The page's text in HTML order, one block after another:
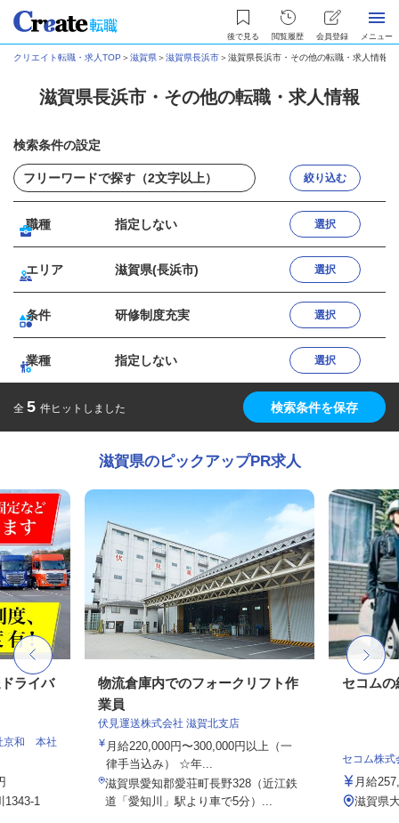
後で見る 閲覧履歴 会員登録 メニュー
クリエイト転職・求人TOP ＞滋賀県＞滋賀県長浜市＞滋賀県長浜市・その他の転職・求人情報
滋賀県長浜市・その他の転職・求人情報
検索条件の設定
絞り込む
職種 指定しない 選択
エリア 滋賀県(長浜市) 選択
条件 研修制度充実 選択
業種 指定しない 選択
全 5 件ヒットしました 検索条件を保存
滋賀県のピックアップPR求人
ライバ
京和 本社
1343-1
物流倉庫内でのフォークリフト作
業員
伏見運送株式会社 滋賀北支店
月給220,000円〜300,000円以上（一
律手当込み） ☆年...
滋賀県愛知郡愛荘町長野328（近江鉄
道「愛知川」駅より車で5分）...
セコムの
セコム株式
月給
滋賀県